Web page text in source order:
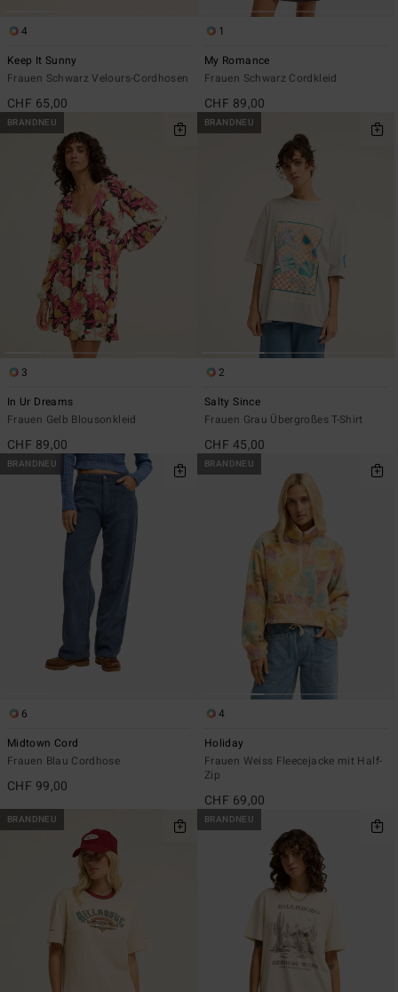
4
Keep It Sunny
Frauen Schwarz Velours-Cordhosen
CHF 65,00
1
My Romance
Frauen Schwarz Cordkleid
CHF 89,00
BRANDNEU
3
In Ur Dreams
Frauen Gelb Blousonkleid
CHF 89,00
BRANDNEU
2
Salty Since
Frauen Grau Übergroßes T-Shirt
CHF 45,00
BRANDNEU
6
Midtown Cord
Frauen Blau Cordhose
CHF 99,00
BRANDNEU
4
Holiday
Frauen Weiss Fleecejacke mit Half-
Zip
CHF 69,00
BRANDNEU BRANDNEU